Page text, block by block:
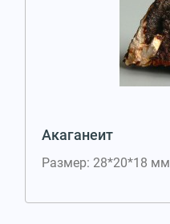
Акаганеит
Размер: 28*20*18 мм